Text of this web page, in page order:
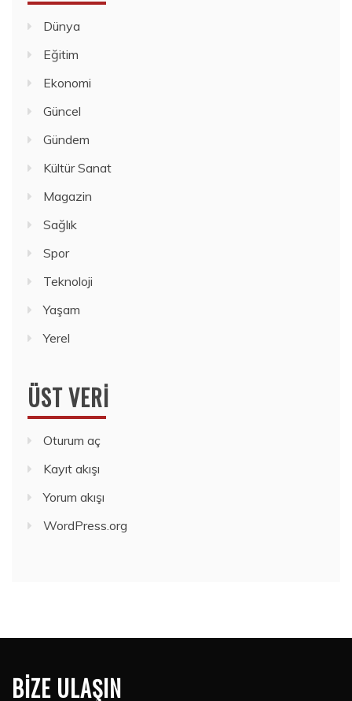
Dünya
Eğitim
Ekonomi
Güncel
Gündem
Kültür Sanat
Magazin
Sağlık
Spor
Teknoloji
Yaşam
Yerel
ÜST VERI
Oturum aç
Kayıt akışı
Yorum akışı
WordPress.org
BIZE ULAŞIN